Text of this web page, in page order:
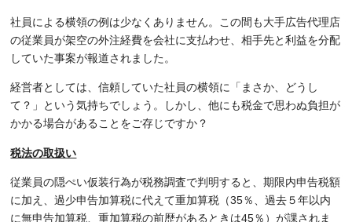
社員による横領の例は少なくありません。この間も大手広告代理店
の従業員が架空の外注経費を会社に支払わせ、相手先と利益を分配
していた事案が報道されました。
経営者としては、信頼していた社員の横領に「まさか、どうし
て？」という気持ちでしょう。しかし、他にも税金で思わぬ負担が
かかる場合があることをご存じですか？
税法の取扱い
従業員の隠ぺい仮装行為が税務調査で判明すると、期限内申告税額
に加え、過少申告加算税に代えて重加算税（35％、過去５年以内
に無申告加算税、重加算税の前歴があるときは45％）が課されま